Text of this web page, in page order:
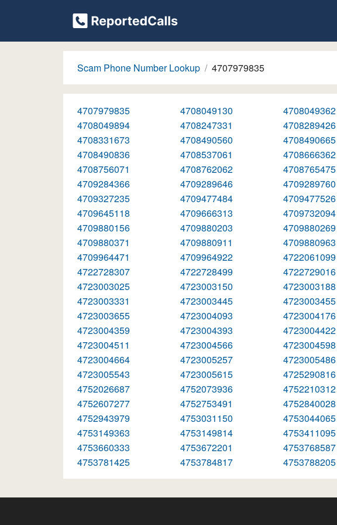
Scam Phone Number Lookup 4707979835
4707979835 4708049130 4708049362
4708049894
4708247331 4708289426
4708331673
4708490560 4708490665
4708490836
4708537061 4708666362
4708756071
4708762062 4708765475
4709284366
4709289646 4709289760
4709327235
4709477484 4709477526
4709645118
4709666313 4709732094
4709880156
4709880203 4709880269
4709880371
4709880911 4709880963
4709964471
4709964922 4722061099
4722728307
4722728499 4722729016
4723003025
4723003150 4723003188
4723003331
4723003445 4723003455
4723003655
4723004093 4723004176
4723004359
4723004393 4723004422
4723004511
4723004566 4723004598
4723004664
4723005257 4723005486
4723005543
4723005615 4725290816
4752026687
4752073936 4752210312
4752607277
4752753491 4752840028
4752943979
4753031150 4753044065
4753149363
4753149814 4753411095
4753660333
4753672201 4753768587
4753781425
4753784817 4753788205